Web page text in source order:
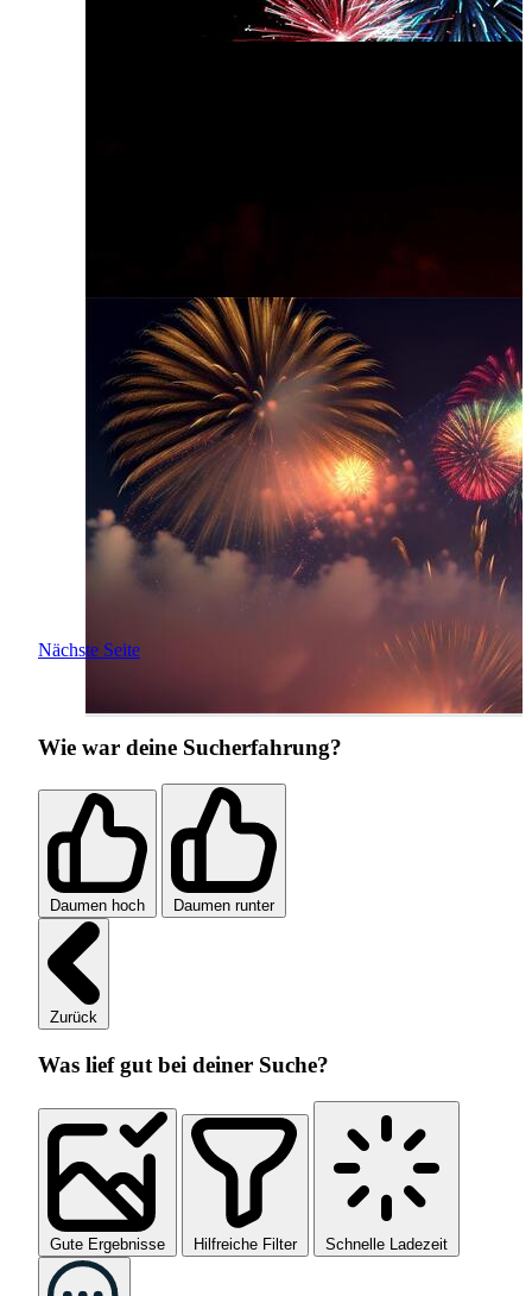
Nächste Seite
Wie war deine Sucherfahrung?
Daumen hoch Daumen runter
Zurück
Was lief gut bei deiner Suche?
Gute Ergebnisse Hilfreiche Filter Schnelle Ladezeit